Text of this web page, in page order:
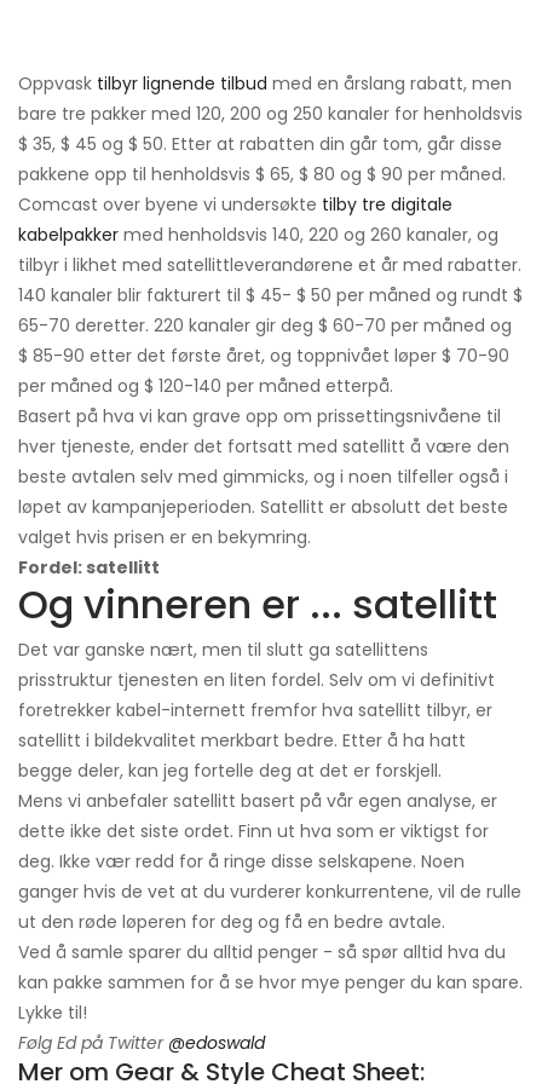
Oppvask tilbyr lignende tilbud med en årslang rabatt, men
bare tre pakker med 120, 200 og 250 kanaler for henholdsvis
$ 35, $ ​​45 og $ 50. Etter at rabatten din går tom, går disse
pakkene opp til henholdsvis $ 65, $ 80 og $ 90 per måned.
Comcast over byene vi undersøkte tilby tre digitale
kabelpakker med henholdsvis 140, 220 og 260 kanaler, og
tilbyr i likhet med satellittleverandørene et år med rabatter.
140 kanaler blir fakturert til $ 45- $ 50 per måned og rundt $
65-70 deretter. 220 kanaler gir deg $ 60-70 per måned og
$ 85-90 etter det første året, og toppnivået løper $ 70-90
per måned og $ 120-140 per måned etterpå.
Basert på hva vi kan grave opp om prissettingsnivåene til
hver tjeneste, ender det fortsatt med satellitt å være den
beste avtalen selv med gimmicks, og i noen tilfeller også i
løpet av kampanjeperioden. Satellitt er absolutt det beste
valget hvis prisen er en bekymring.
Fordel: satellitt
Og vinneren er ... satellitt
Det var ganske nært, men til slutt ga satellittens
prisstruktur tjenesten en liten fordel. Selv om vi definitivt
foretrekker kabel-internett fremfor hva satellitt tilbyr, er
satellitt i bildekvalitet merkbart bedre. Etter å ha hatt
begge deler, kan jeg fortelle deg at det er forskjell.
Mens vi anbefaler satellitt basert på vår egen analyse, er
dette ikke det siste ordet. Finn ut hva som er viktigst for
deg. Ikke vær redd for å ringe disse selskapene. Noen
ganger hvis de vet at du vurderer konkurrentene, vil de rulle
ut den røde løperen for deg og få en bedre avtale.
Ved å samle sparer du alltid penger - så spør alltid hva du
kan pakke sammen for å se hvor mye penger du kan spare.
Lykke til!
Følg Ed på Twitter @edoswald
Mer om Gear & Style Cheat Sheet: